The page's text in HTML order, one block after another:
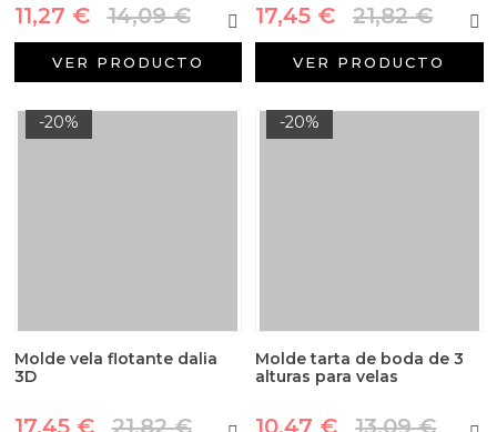
11,27 € 14,09 €
VER PRODUCTO
17,45 € 21,82 €
VER PRODUCTO
-20%
Molde vela flotante dalia
3D
17,45 € 21,82 €
-20%
Molde tarta de boda de 3
alturas para velas
10,47 € 13,09 €